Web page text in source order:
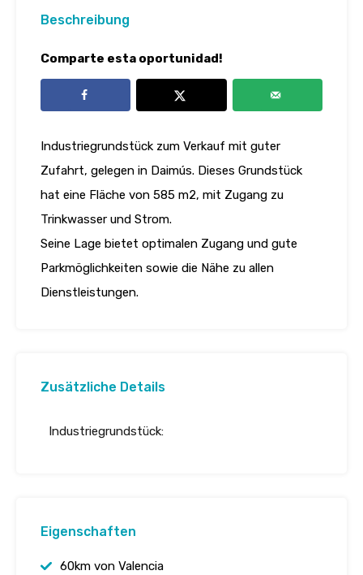
Beschreibung
Comparte esta oportunidad!
Industriegrundstück zum Verkauf mit guter
Zufahrt, gelegen in Daimús. Dieses Grundstück
hat eine Fläche von 585 m2, mit Zugang zu
Trinkwasser und Strom.
Seine Lage bietet optimalen Zugang und gute
Parkmöglichkeiten sowie die Nähe zu allen
Dienstleistungen.
Zusätzliche Details
Industriegrundstück:
Eigenschaften
60km von Valencia